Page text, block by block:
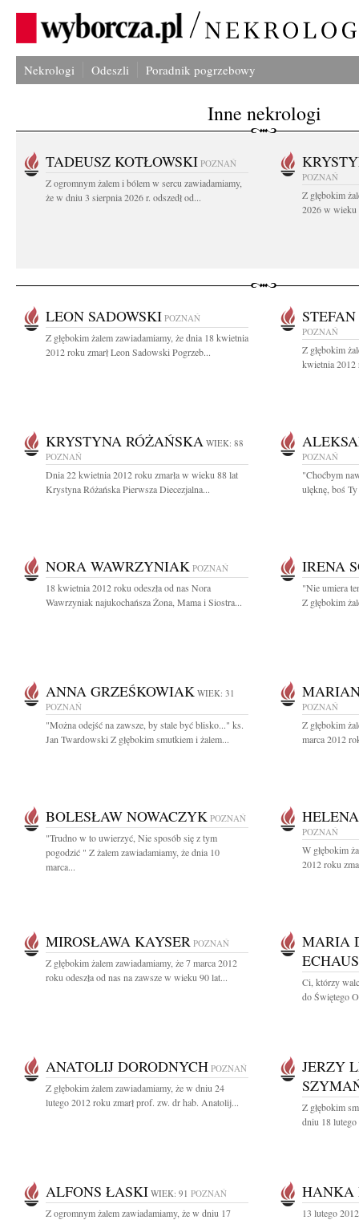
Nekrologi Odeszli Poradnik pogrzebowy
Inne nekrologi
TADEUSZ KOTŁOWSKI POZNAŃ
Z ogromnym żalem i bólem w sercu zawiadamiamy,
że w dniu 3 sierpnia 2026 r. odszedł od...
POZNAŃ
Z głębokim
2026 w wieku
LEON SADOWSKI POZNAŃ
Z głębokim żalem zawiadamiamy, że dnia 18 kwietnia
2012 roku zmarł Leon Sadowski Pogrzeb...
POZNAŃ
Z głębokim
kwietnia 2012
KRYSTYNA RÓŻAŃSKA WIEK: 88
POZNAŃ
Dnia 22 kwietnia 2012 roku zmarła w wieku 88 lat
Krystyna Różańska Pierwsza Diecezjalna...
POZNAŃ
"Choćbym
ulęknę, boś
NORA WAWRZYNIAK POZNAŃ
18 kwietnia 2012 roku odeszła od nas Nora
Wawrzyniak najukochańsza Żona, Mama i Siostra...
IRENA
"Nie umiera
Z głębokim
ANNA GRZEŚKOWIAK WIEK: 31
POZNAŃ
"Można odejść na zawsze, by stale być blisko..." ks.
Jan Twardowski Z głębokim smutkiem i żalem...
POZNAŃ
Z głębokim
marca 2012
BOLESŁAW NOWACZYK POZNAŃ
"Trudno w to uwierzyć, Nie sposób się z tym
pogodzić " Z żalem zawiadamiamy, że dnia 10
marca...
POZNAŃ
W głębokim
2012 roku
MIROSŁAWA KAYSER POZNAŃ
Z głębokim żalem zawiadamiamy, że 7 marca 2012
roku odeszła od nas na zawsze w wieku 90 lat...
MARIA
Ci, którzy
do Świętego
ANATOLIJ DORODNYCH POZNAŃ
Z głębokim żalem zawiadamiamy, że w dniu 24
lutego 2012 roku zmarł prof. zw. dr hab. Anatolij...
JERZY
Z głębokim
dniu 18
ALFONS ŁASKI WIEK: 91 POZNAŃ
Z ogromnym żalem zawiadamiamy, że w dniu 17
HANKA
13 lutego